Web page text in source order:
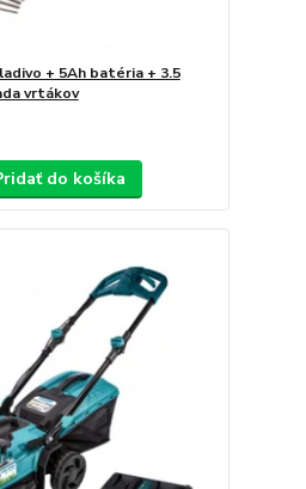
+ 5Ah batéria + 3.5
vrtákov
do košíka